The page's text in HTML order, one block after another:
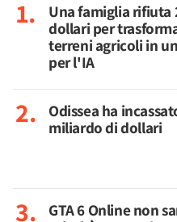
Una famiglia rifiuta
dollari per
terreni agricoli in
per l'IA
Odissea ha
miliardo di dollari
GTA 6 Online non